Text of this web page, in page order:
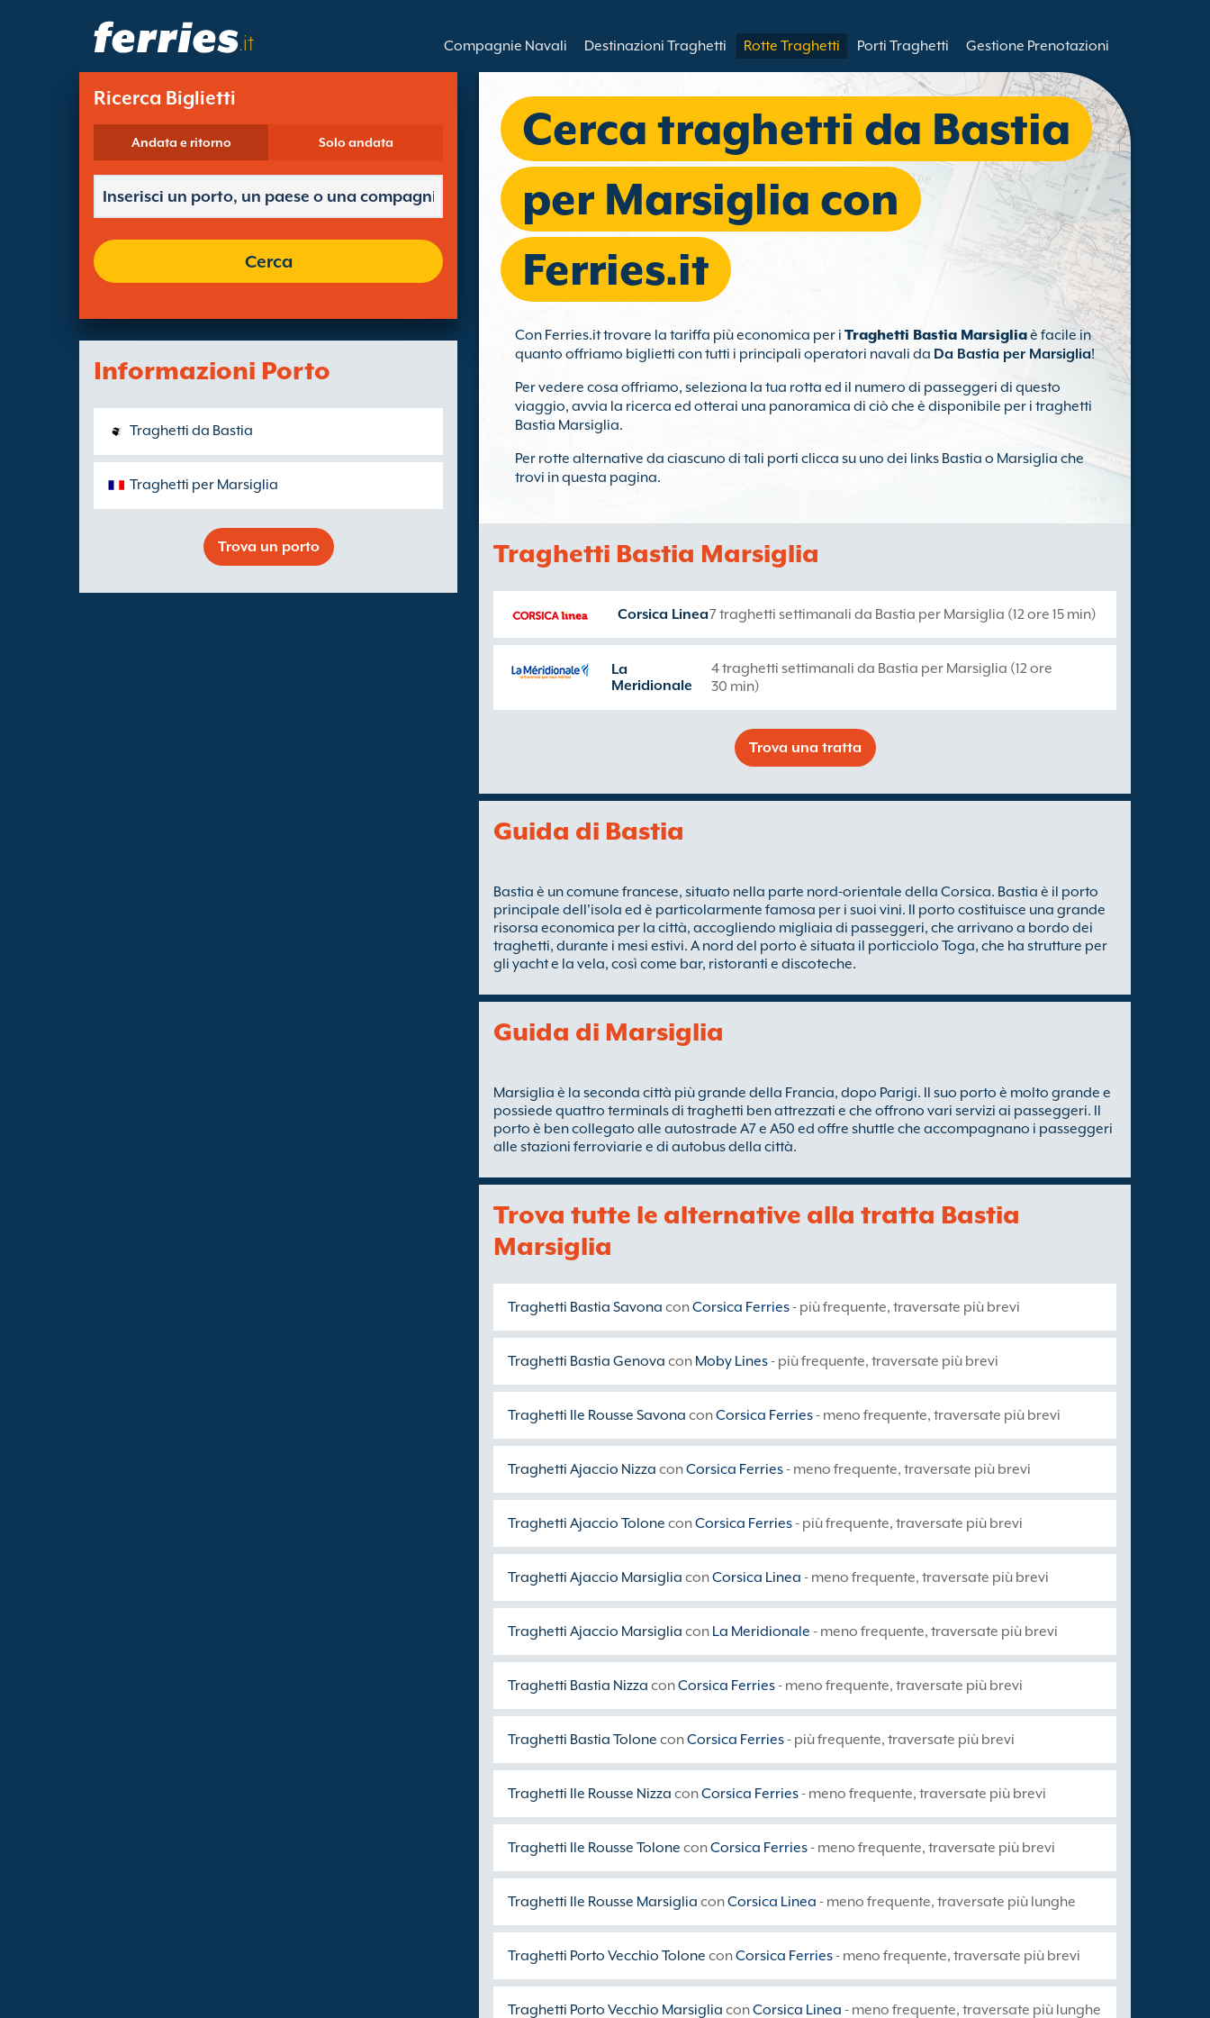
.it Compagnie Navali Destinazioni Traghetti Rotte Traghetti Porti Traghetti Gestione Prenotazioni
Ricerca Biglietti
Andata e ritorno Solo andata
Cerca
Informazioni Porto
Traghetti da Bastia
Traghetti per Marsiglia
Trova un porto
Cerca traghetti da Bastia
per Marsiglia con
Ferries.it
Con Ferries.it trovare la tariffa più economica per i Traghetti Bastia Marsigliaè facile in
quanto offriamo biglietti con tutti i principali operatori navali da Da Bastia per Marsiglia!
Per vedere cosa offriamo, seleziona la tua rotta ed il numero di passeggeri di questo
viaggio, avvia la ricerca ed otterai una panoramica di ciò che è disponibile per i traghetti
Bastia Marsiglia.
Per rotte alternative da ciascuno di tali porti clicca su uno dei links Bastia o Marsiglia che
trovi in questa pagina.
Traghetti Bastia Marsiglia
Corsica Linea7 traghetti settimanali da Bastia per Marsiglia (12 ore 15 min)
La
Meridionale
4 traghetti settimanali da Bastia per Marsiglia (12 ore
30 min)
Trova una tratta
Guida di Bastia
Bastia è un comune francese, situato nella parte nord-orientale della Corsica. Bastia è il porto
principale dell'isola ed è particolarmente famosa per i suoi vini. Il porto costituisce una grande
risorsa economica per la città, accogliendo migliaia di passeggeri, che arrivano a bordo dei
traghetti, durante i mesi estivi. A nord del porto è situata il porticciolo Toga, che ha strutture per
gli yacht e la vela, così come bar, ristoranti e discoteche.
Guida di Marsiglia
Marsiglia è la seconda città più grande della Francia, dopo Parigi. Il suo porto è molto grande e
possiede quattro terminals di traghetti ben attrezzati e che offrono vari servizi ai passeggeri. Il
porto è ben collegato alle autostrade A7 e A50 ed offre shuttle che accompagnano i passeggeri
alle stazioni ferroviarie e di autobus della città.
Trova tutte le alternative alla tratta Bastia
Marsiglia
Traghetti Bastia Savona conCorsica Ferries- più frequente, traversate più brevi
Traghetti Bastia Genova con Moby Lines- più frequente, traversate più brevi
Traghetti Ile Rousse Savona conCorsica Ferries- meno frequente, traversate più brevi
Traghetti Ajaccio Nizza conCorsica Ferries- meno frequente, traversate più brevi
Traghetti Ajaccio Tolone conCorsica Ferries- più frequente, traversate più brevi
Traghetti Ajaccio Marsiglia conCorsica Linea - meno frequente, traversate più brevi
Traghetti Ajaccio Marsiglia con La Meridionale - meno frequente, traversate più brevi
Traghetti Bastia Nizza conCorsica Ferries- meno frequente, traversate più brevi
Traghetti Bastia Tolone conCorsica Ferries- più frequente, traversate più brevi
Traghetti Ile Rousse Nizza conCorsica Ferries- meno frequente, traversate più brevi
Traghetti Ile Rousse Tolone conCorsica Ferries- meno frequente, traversate più brevi
Traghetti Ile Rousse Marsiglia conCorsica Linea - meno frequente, traversate più lunghe
Traghetti Porto Vecchio Tolone conCorsica Ferries- meno frequente, traversate più brevi
Traghetti Porto Vecchio Marsiglia conCorsica Linea - meno frequente, traversate più lunghe